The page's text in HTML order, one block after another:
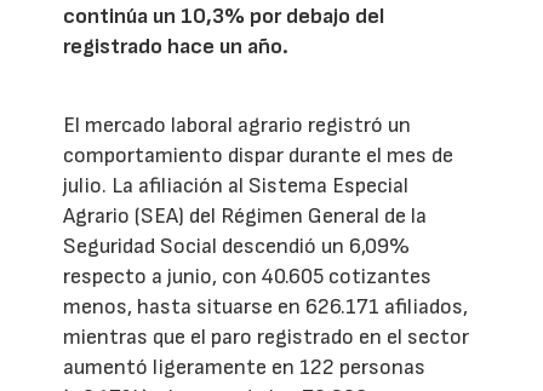
continúa un 10,3% por debajo del
registrado hace un año.
El mercado laboral agrario registró un
comportamiento dispar durante el mes de
julio. La afiliación al Sistema Especial
Agrario (SEA) del Régimen General de la
Seguridad Social descendió un 6,09%
respecto a junio, con 40.605 cotizantes
menos, hasta situarse en 626.171 afiliados,
mientras que el paro registrado en el sector
aumentó ligeramente en 122 personas